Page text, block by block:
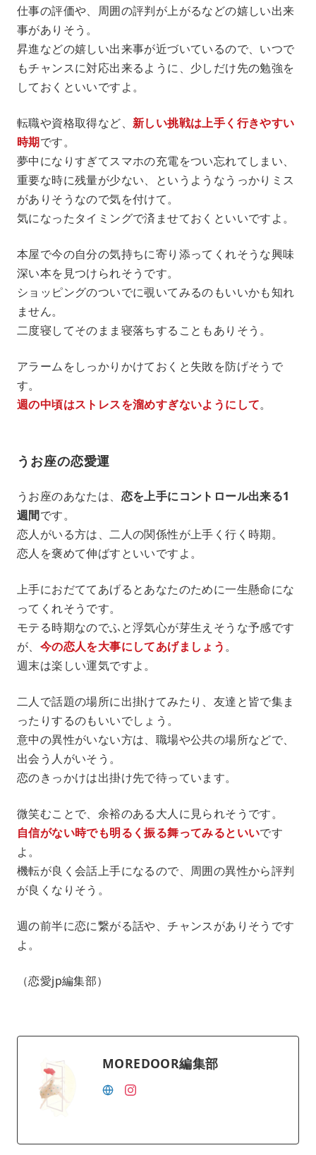
仕事の評価や、周囲の評判が上がるなどの嬉しい出来
事がありそう。
昇進などの嬉しい出来事が近づいているので、いつで
もチャンスに対応出来るように、少しだけ先の勉強を
しておくといいですよ。
転職や資格取得など、 新しい挑戦は上手く行きやすい
時期です。
夢中になりすぎてスマホの充電をつい忘れてしまい、
重要な時に残量が少ない、というようなうっかりミス
がありそうなので気を付けて。
気になったタイミングで済ませておくといいですよ。
本屋で今の自分の気持ちに寄り添ってくれそうな興味
深い本を見つけられそうです。
ショッピングのついでに覗いてみるのもいいかも知れ
ません。
二度寝してそのまま寝落ちすることもありそう。
アラームをしっかりかけておくと失敗を防げそうで
す。
週の中頃はストレスを溜めすぎないようにして。
うお座の恋愛運
うお座のあなたは、 恋を上手にコントロール出来る1
週間です。
恋人がいる方は、二人の関係性が上手く行く時期。
恋人を褒めて伸ばすといいですよ。
上手におだててあげるとあなたのために一生懸命にな
ってくれそうです。
モテる時期なのでふと浮気心が芽生えそうな予感です
が、 今の恋人を大事にしてあげましょう。
週末は楽しい運気ですよ。
二人で話題の場所に出掛けてみたり、友達と皆で集ま
ったりするのもいいでしょう。
意中の異性がいない方は、職場や公共の場所などで、
出会う人がいそう。
恋のきっかけは出掛け先で待っています。
微笑むことで、余裕のある大人に見られそうです。
自信がない時でも明るく振る舞ってみるといいです
よ。
機転が良く会話上手になるので、周囲の異性から評判
が良くなりそう。
週の前半に恋に繋がる話や、チャンスがありそうです
よ。
（恋愛jp編集部）
MOREDOOR編集部